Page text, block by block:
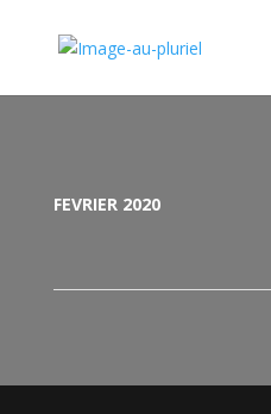
FEVRIER 2020